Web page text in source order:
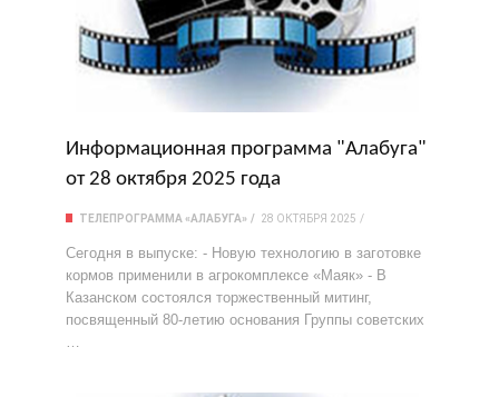
Информационная программа "Алабуга"
от 28 октября 2025 года
ТЕЛЕПРОГРАММА «АЛАБУГА» 28 ОКТЯБРЯ 2025
Сегодня в выпуске: - Новую технологию в заготовке
кормов применили в агрокомплексе «Маяк» - В
Казанском состоялся торжественный митинг,
посвященный 80-летию основания Группы советских
…